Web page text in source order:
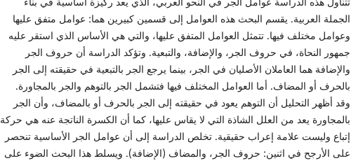
الجملة العربية. يقسم البحث هذه العوامل إلى قسمين كبيرين هما: عوامل متفق عليها
وعوامل مختلف فيها. تتمثل العوامل المتفق عليها، والتي هي الأساس الذي استقر عليه
جمهور النحاة، في حروف الجر، والإضافة، والتبعية. وتؤكد الدراسة أن حروف الجر
والإضافة هما العاملان الأصليان في الجر، بينما يرجع الجر بالتبعية في حقيقته إلى الجر
بالحرف أو المضاف. أما العوامل المختلف فيها فتشمل الجر بالتوهم والجر بالمجاورة.
وقد أظهر التحليل أن التوهم يعود في حقيقته إلى الجر بالحرف أو بالمضاف، وأن الجر
بالمجاورة يعد من العلل الشاذة التي لا يقاس عليها، كما أن الكسرة الناتجة عنه هي حركة
إتباع وليست علامة إعراب حقيقية. تخلص الدراسة إلى أن عوامل الجر الأساسية تنحصر
على الأرجح في اثنين: حروف الجر، والمضاف (الإضافة). ويسلط هذا البحث الضوء على